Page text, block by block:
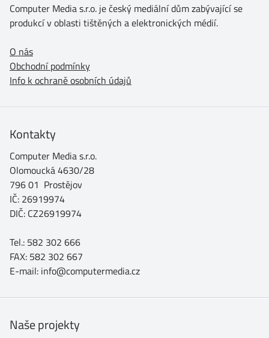
Computer Media s.r.o. je český mediální dům zabývající se
produkcí v oblasti tištěných a elektronických médií.
O nás
Obchodní podmínky
Info k ochraně osobních údajů
Kontakty
Computer Media s.r.o.
Olomoucká 4630/28
796 01 Prostějov
IČ: 26919974
DIČ: CZ26919974
Tel.: 582 302 666
FAX: 582 302 667
E-mail: info@computermedia.cz
Naše projekty